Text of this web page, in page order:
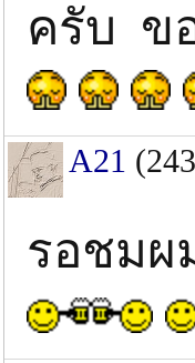
ครับ ข
A21
รอชมผ